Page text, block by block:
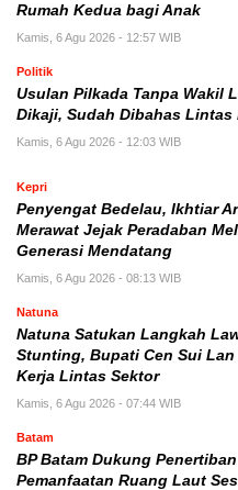
Rumah Kedua bagi Anak
Kamis, 6 Agu 2026 - 12:57 WIB
Politik
Usulan Pilkada Tanpa Wakil
Dikaji, Sudah Dibahas Lintas
Kamis, 6 Agu 2026 - 12:03 WIB
Kepri
Penyengat Bedelau, Ikhtiar
Merawat Jejak Peradaban
Generasi Mendatang
Kamis, 6 Agu 2026 - 08:13 WIB
Natuna
Natuna Satukan Langkah
Stunting, Bupati Cen Sui Lan
Kerja Lintas Sektor
Kamis, 6 Agu 2026 - 07:44 WIB
Batam
BP Batam Dukung Penertiban
Pemanfaatan Ruang Laut